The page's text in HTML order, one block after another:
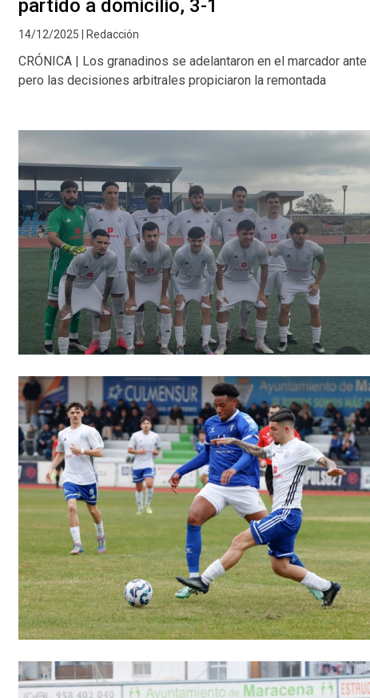
partido a domicilio, 3-1
14/12/2025 | Redacción
CRÓNICA | Los granadinos se adelantaron en el marcador
pero las decisiones arbitrales propiciaron la remontada